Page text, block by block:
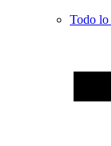
Todo lo